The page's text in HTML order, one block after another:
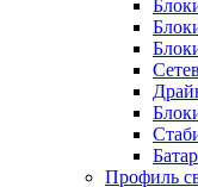
Профиль